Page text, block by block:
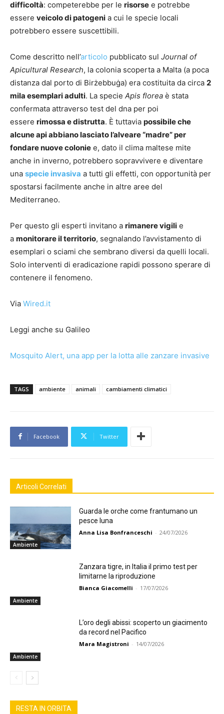
difficoltà: competerebbe per le risorse e potrebbe
essere veicolo di patogeni a cui le specie locali
potrebbero essere suscettibili.
Come descritto nell’articolo pubblicato sul Journal of
Apicultural Research, la colonia scoperta a Malta (a poca
distanza dal porto di Birżebbuġa) era costituita da circa 2
mila esemplari adulti. La specie Apis florea è stata
confermata attraverso test del dna per poi
essere rimossa e distrutta. È tuttavia possibile che
alcune api abbiano lasciato l’alveare “madre” per
fondare nuove colonie e, dato il clima maltese mite
anche in inverno, potrebbero sopravvivere e diventare
una specie invasiva a tutti gli effetti, con opportunità per
spostarsi facilmente anche in altre aree del
Mediterraneo.
Per questo gli esperti invitano a rimanere vigili e
a monitorare il territorio, segnalando l’avvistamento di
esemplari o sciami che sembrano diversi da quelli locali.
Solo interventi di eradicazione rapidi possono sperare di
contenere il fenomeno.
Via Wired.it
Leggi anche su Galileo
Mosquito Alert, una app per la lotta alle zanzare invasive
TAGS ambiente animali cambiamenti climatici
Facebook Twitter
Articoli Correlati
Ambiente
Guarda le orche come frantumano un
pesce luna
Anna Lisa Bonfranceschi - 24/07/2026
Ambiente
Zanzara tigre, in Italia il primo test per
limitarne la riproduzione
Bianca Giacomelli - 17/07/2026
Ambiente
L’oro degli abissi: scoperto un giacimento
da record nel Pacifico
Mara Magistroni - 14/07/2026
RESTA IN ORBITA